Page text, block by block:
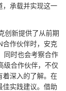
，承载并实现这一
创新提供了从前期
合作伙伴时，安克
同时也会考察合作
级合作伙伴，不仅
着深入的了解。在
佳实践建议。借助